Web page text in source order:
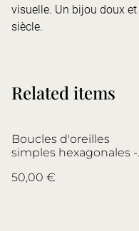
visuelle. Un bijou doux
siècle.
Related items
Boucles d'oreilles
simples hexagonales -
Faïencerie de Desvres -
50,00 €